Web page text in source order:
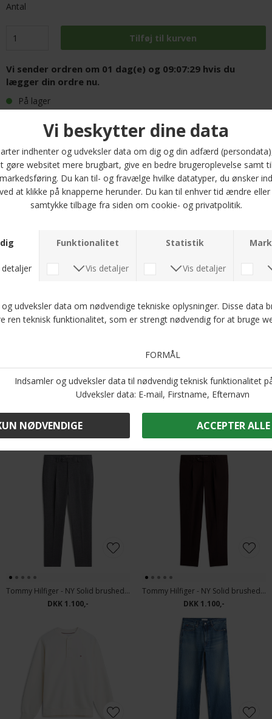
Antal
Vi sender ordren om 01 dag(e) og 09:07:28 hvis du
lægger din ordre nu.
På lager
FRI FRAGT PÅ ALLE VARER
HURTIG LEVERING
30 DAGES RETURRET
Opdag Tommy Hilfiger - TH medium drawstring swimwear i den friske farve
L72 Rainforest. Disse badeshorts er designet til mænd, der ønsker at
kombinere stil og funktionalitet. Fremstillet af 100% nylon, er de både lette
og hurtigttørrende, hvilket gør dem perfekte til en dag ved stranden eller
Badeshortsene har en normal pasform, der giver komfort og
bevægelsesfrihed, mens det elastiske bånd og snøren i taljen sikrer en
opbevare dine nøgler eller småting, mens indeshortsen tilføjer ekstra
støtte.
S, M, L, XL og 2XL. Gør dig klar til sommerens eventyr med et par
badeshorts, der både ser godt ud og føles fantastisk. Perfekte til både
afslapning og aktive dage ved vandet!
Optjen 5 procent rabat på alle din køb
Læs mere om Kundeklubben her.
Tommy Hilfiger - NY Solid brushed dress pant | Chino dark grey
DKK 1.100,-
Tommy Hilfiger - NY Solid brushed dress pant | Chino Chocolate
DKK 1.100,-